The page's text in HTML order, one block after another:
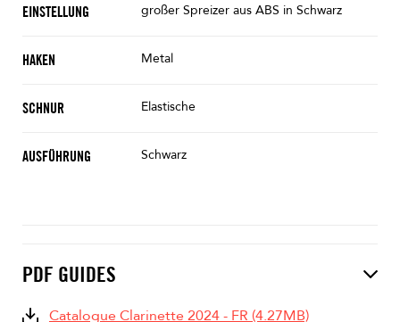
EINSTELLUNG großer Spreizer aus ABS in Schwarz
HAKEN Metal
SCHNUR Elastische
AUSFÜHRUNG Schwarz
PDF GUIDES
Catalogue Clarinette 2024 - FR (4.27MB)